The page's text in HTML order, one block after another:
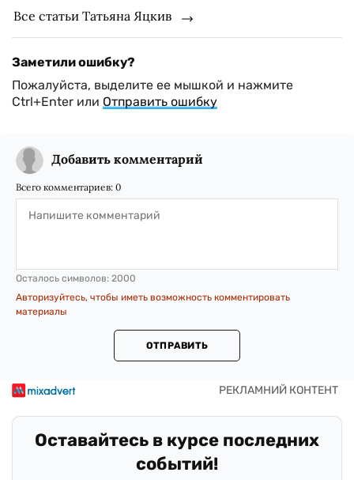
Все статьи Татьяна Яцкив
Заметили ошибку?
Пожалуйста, выделите ее мышкой и нажмите
Ctrl+Enter или Отправить ошибку
Добавить комментарий
Всего комментариев: 0
Осталось символов: 2000
Авторизуйтесь, чтобы иметь возможность комментировать
материалы
ОТПРАВИТЬ
Оставайтесь в курсе последних
событий!